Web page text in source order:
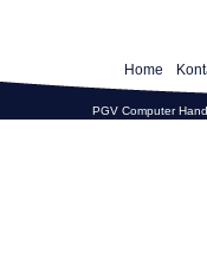
Home
PGV Computer